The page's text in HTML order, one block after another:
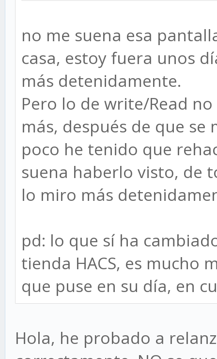
no me suena esa
casa, estoy fuera unos
más detenidamente.
Pero lo de write/Read
más, después de que se
poco he tenido que
suena haberlo visto, de
lo miro más
pd: lo que sí ha
tienda HACS, es mucho
que puse en su día, en
Hola, he probado a